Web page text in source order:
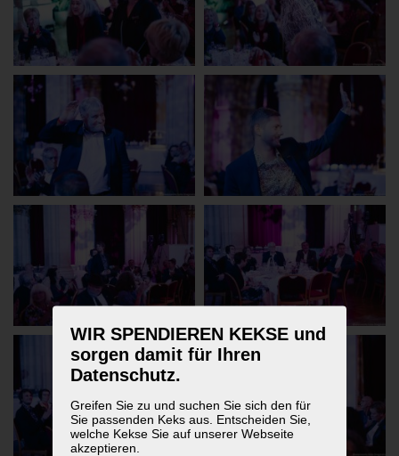
WIR SPENDIEREN KEKSE und
sorgen damit für Ihren
Datenschutz.
Greifen Sie zu und suchen Sie sich den für
Sie passenden Keks aus. Entscheiden Sie,
welche Kekse Sie auf unserer Webseite
akzeptieren.